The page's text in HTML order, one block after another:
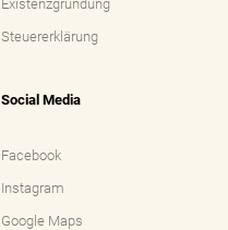
Existenzgründung
Steuererklärung
Social Media
Facebook
Instagram
Google Maps